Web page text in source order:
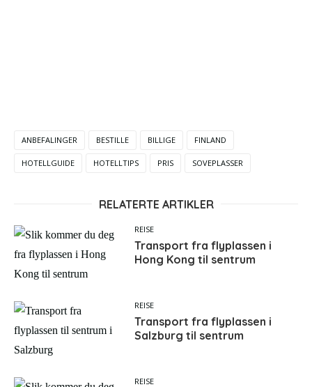
ANBEFALINGER BESTILLE BILLIGE FINLAND
HOTELLGUIDE HOTELLTIPS PRIS SOVEPLASSER
RELATERTE ARTIKLER
REISE
Transport fra flyplassen i
Hong Kong til sentrum
REISE
Transport fra flyplassen i
Salzburg til sentrum
REISE